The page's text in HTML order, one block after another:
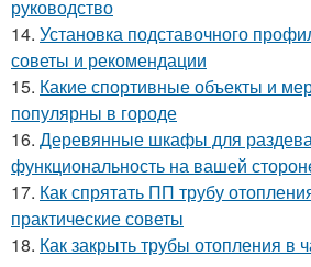
руководство
14. Установка подставочного
советы и рекомендации
15. Какие спортивные объекты и
популярны в городе
16. Деревянные шкафы для
функциональность на вашей
17. Как спрятать ПП трубу
практические советы
18. Как закрыть трубы отопления в